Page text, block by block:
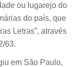
ou lugarejo do
do país, que
Letras”, através
63.
em São Paulo,